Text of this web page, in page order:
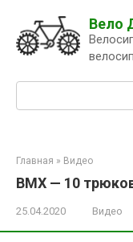
контенту
Вело
Главная » Видео
BMX — 10
25.04.2020 Видео